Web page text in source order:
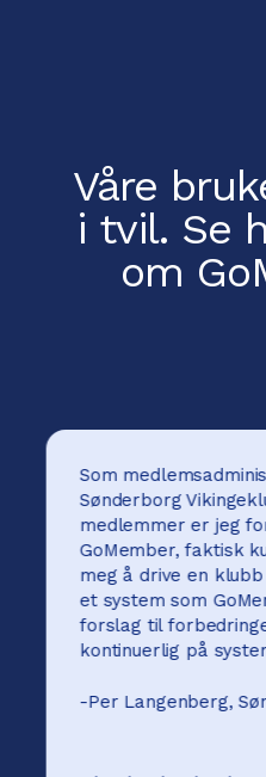
Våre
i tvil. Se
om
Som
Sønderborg
medlemmer er jeg
GoMember, faktisk
meg å drive en
et system som
forslag til
kontinuerlig på
-Per Langenberg,